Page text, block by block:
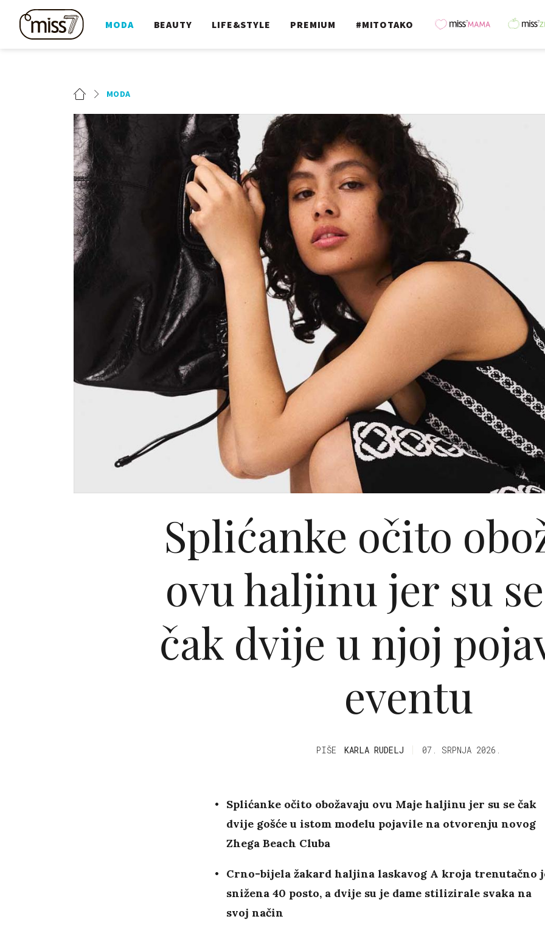
MODA BEAUTY LIFE&STYLE PREMIUM #MITOTAKO
MODA
Splićanke očito
ovu haljinu jer su
čak dvije u njoj
eventu
PIŠE KARLA RUDELJ 07. SRPNJA 2026.
Splićanke očito obožavaju ovu Maje haljinu jer su se čak
dvije gošće u istom modelu pojavile na otvorenju novog
Zhega Beach Cluba
Crno-bijela žakard haljina laskavog A kroja trenutačno
snižena 40 posto, a dvije su je dame stilizirale svaka na
svoj način